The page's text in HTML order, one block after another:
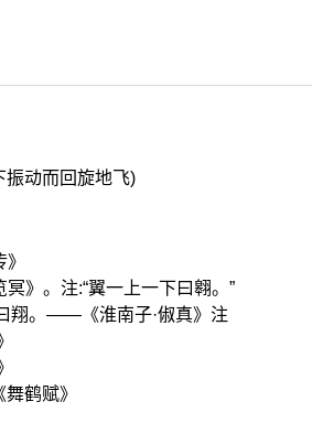
振动而回旋地飞)
》。注:“翼一上一下曰翱。”
翔。——《淮南子·俶真》注
鹤赋》